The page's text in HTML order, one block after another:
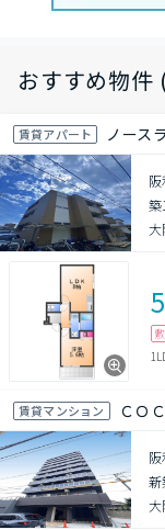
おすすめ物件
賃貸アパート ノース
築
敷
賃貸マンション ＣＯ
新